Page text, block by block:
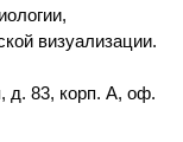
визуализации.
д. 83, корп. А, оф.